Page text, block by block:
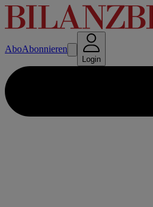
AboAbonnieren
Login